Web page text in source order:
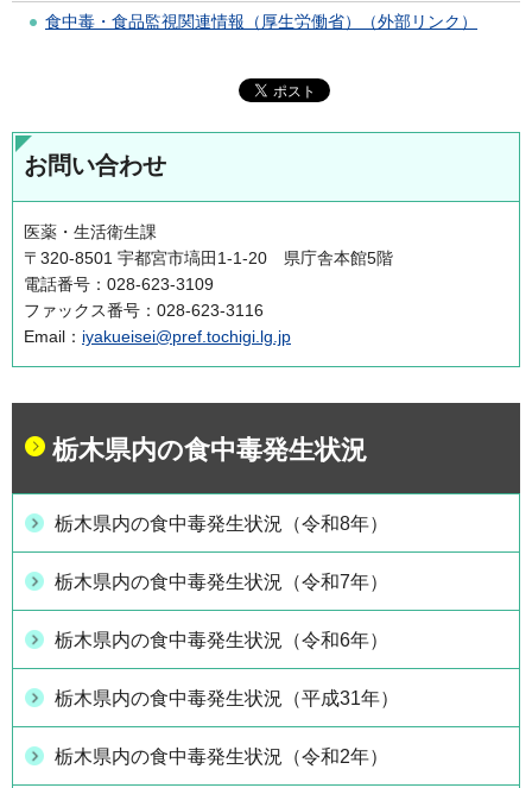
食中毒・食品監視関連情報（厚生労働省）（外部リンク）
お問い合わせ
医薬・生活衛生課
〒320-8501 宇都宮市塙田1-1-20 県庁舎本館5階
電話番号：028-623-3109
ファックス番号：028-623-3116
Email： iyakueisei@pref.tochigi.lg.jp
栃木県内の食中毒発生状況
栃木県内の食中毒発生状況（令和8年）
栃木県内の食中毒発生状況（令和7年）
栃木県内の食中毒発生状況（令和6年）
栃木県内の食中毒発生状況（平成31年）
栃木県内の食中毒発生状況（令和2年）